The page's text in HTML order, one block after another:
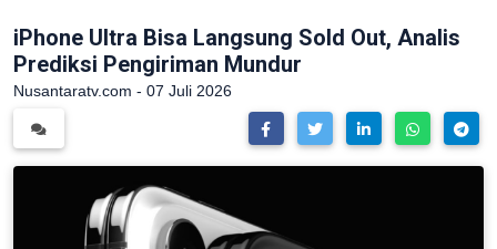
iPhone Ultra Bisa Langsung Sold Out, Analis
Prediksi Pengiriman Mundur
Nusantaratv.com - 07 Juli 2026